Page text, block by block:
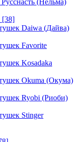
(Нельма)
[38]
Daiwa (Дайва)
Favorite
Kosadaka
Okuma (Окума)
Ryobi (Риоби)
Stinger